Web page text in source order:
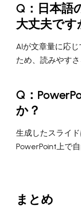
Q：日本語
大丈夫です
AIが文章量に応
ため、読みやす
Q：
か？
生成したスライ
PowerPoint上で
まとめ